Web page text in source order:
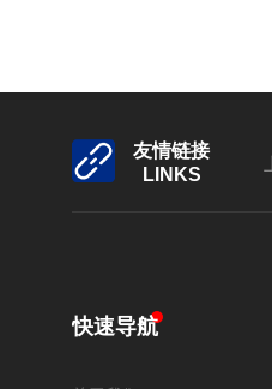
友情链接
LINKS
快速导航